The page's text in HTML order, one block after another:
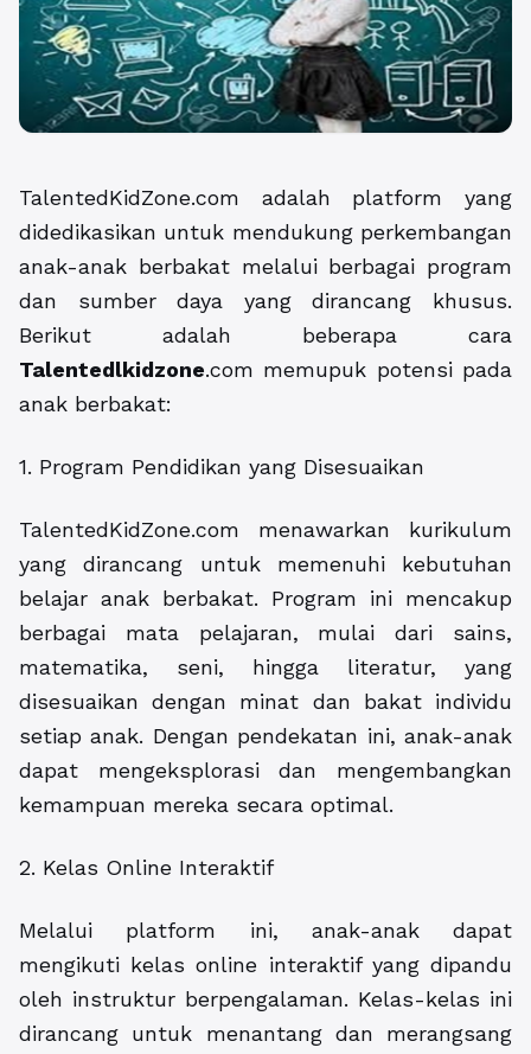
TalentedKidZone.com adalah platform yang
didedikasikan untuk mendukung perkembangan
anak-anak berbakat melalui berbagai program
dan sumber daya yang dirancang khusus.
Berikut adalah beberapa cara
Talentedlkidzone.com memupuk potensi pada
anak berbakat:
1. Program Pendidikan yang Disesuaikan
TalentedKidZone.com menawarkan kurikulum
yang dirancang untuk memenuhi kebutuhan
belajar anak berbakat. Program ini mencakup
berbagai mata pelajaran, mulai dari sains,
matematika, seni, hingga literatur, yang
disesuaikan dengan minat dan bakat individu
setiap anak. Dengan pendekatan ini, anak-anak
dapat mengeksplorasi dan mengembangkan
kemampuan mereka secara optimal.
2. Kelas Online Interaktif
Melalui platform ini, anak-anak dapat
mengikuti kelas online interaktif yang dipandu
oleh instruktur berpengalaman. Kelas-kelas ini
dirancang untuk menantang dan merangsang